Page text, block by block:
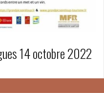
14 octobre 2022